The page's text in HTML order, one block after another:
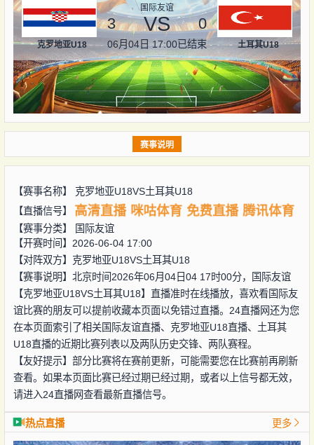
克罗地亚U18
国际友谊
3 VS 0
06月04日 17:00已结束 土耳其U18
赛事说明
【赛事名称】 克罗地亚U18VS土耳其U18
【直播信号】
高清直播 咪咕体育 免费直播 腾讯体育
【赛事分类】
国际友谊
【开赛时间】2026-06-04 17:00
【对阵双方】 克罗地亚U18VS土耳其U18
【赛事说明】北京时间2026年06月04日04 17时00分，国际友谊
【克罗地亚U18VS土耳其U18】直播准时在线播放，喜欢看国际友
谊比赛的朋友可以提前收藏本页面以免错过直播。24直播网还为您
在本页面索引了相关国际友谊直播、克罗地亚U18直播、土耳其
U18直播的近期比赛列表以及两队历史交锋、两队赛程。
【友好提示】部分比赛将在赛前更新，可能需要您在比赛前再刷新
查看。如果本页面比赛已经过期已经过期，或者以上信号都无效，
请进入24直播网查看最新直播信号。
热点直播 更多